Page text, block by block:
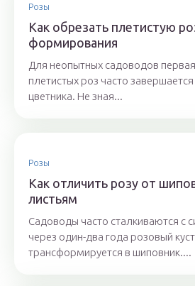
Розы
Как обрезать плетистую
формирования
Для неопытных садоводов
плетистых роз часто
цветника. Не зная...
Розы
Как отличить розу от
листьям
Садоводы часто сталкиваются с
через один-два года розовый куст
трансформируется в шиповник....